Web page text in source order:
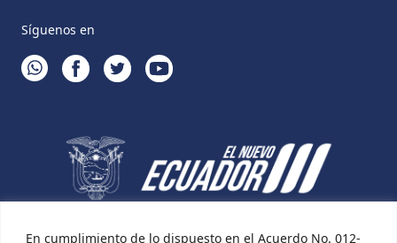
En cumplimiento de lo dispuesto en el Acuerdo No. 012-
Síguenos en
WHATSAPPFACEBOOKTWITTERYOUTUBE